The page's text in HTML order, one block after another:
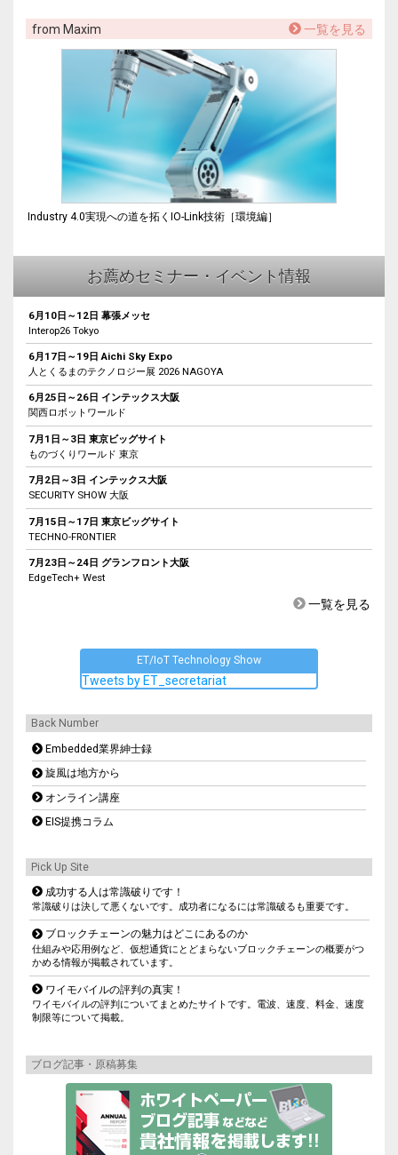
from Maxim 一覧を見る
Industry 4.0実現への道を拓くIO-Link技術［環境編］
お薦めセミナー・イベント情報
6月10日～12日 幕張メッセ
Interop26 Tokyo
6月17日～19日 Aichi Sky Expo
人とくるまのテクノロジー展 2026 NAGOYA
6月25日～26日 インテックス大阪
関西ロボットワールド
7月1日～3日 東京ビッグサイト
ものづくりワールド 東京
7月2日～3日 インテックス大阪
SECURITY SHOW 大阪
7月15日～17日 東京ビッグサイト
TECHNO-FRONTIER
7月23日～24日 グランフロント大阪
EdgeTech+ West
一覧を見る
ET/IoT Technology Show
Tweets by ET_secretariat
Back Number
Embedded業界紳士録
旋風は地方から
オンライン講座
EIS提携コラム
Pick Up Site
成功する人は常識破りです！
常識破りは決して悪くないです。成功者になるには常識破るも重要です。
ブロックチェーンの魅力はどこにあるのか
仕組みや応用例など、仮想通貨にとどまらないブロックチェーンの概要がつ
かめる情報が掲載されています。
ワイモバイルの評判の真実！
ワイモバイルの評判についてまとめたサイトです。電波、速度、料金、速度
制限等について掲載。
ブログ記事・原稿募集